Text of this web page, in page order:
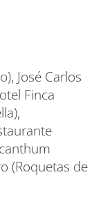
José Carlos
Finca
(Roquetas de